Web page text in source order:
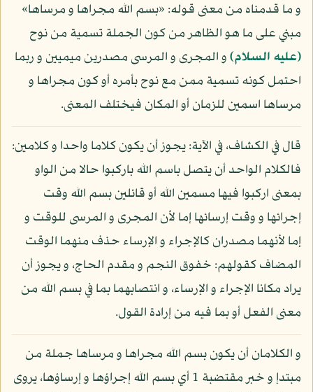
و ما قدمناه من معنى قوله: «بسم الله مجراها و مرساها»
مبني على ما هو الظاهر من كون الجملة تسمية من نوح
(عليه السلام)و المجرى و المرسى مصدرين ميميين و ربما
احتمل كونه تسمية ممن مع نوح بأمره أو كون مجراها و
مرساها اسمين للزمان أو المكان فيختلف المعنى.
قال في الكشاف، في الآية: يجوز أن يكون كلاما واحدا و كلامين:
فالكلام الواحد أن يتصل باسم الله باركبوا حالا من الواو
بمعنى اركبوا فيها مسمين الله أو قائلين بسم الله وقت
إجرائها و وقت إرسائها إما لأن المجرى و المرسى للوقت و
إما لأنهما مصدران كالإجراء و الإرساء حذف منهما الوقت
المضاف كقولهم: خفوق النجم و مقدم الحاج، و يجوز أن
يراد مكانا الإجراء و الإرساء، و انتصابهما بما في بسم الله من
معنى الفعل أو بما فيه من إرادة القول.
و الكلامان أن يكون بسم الله مجراها و مرساها جملة من
مبتدإ و خبر مقتضبة 1 أي بسم الله إجراؤها و إرساؤها، يروى